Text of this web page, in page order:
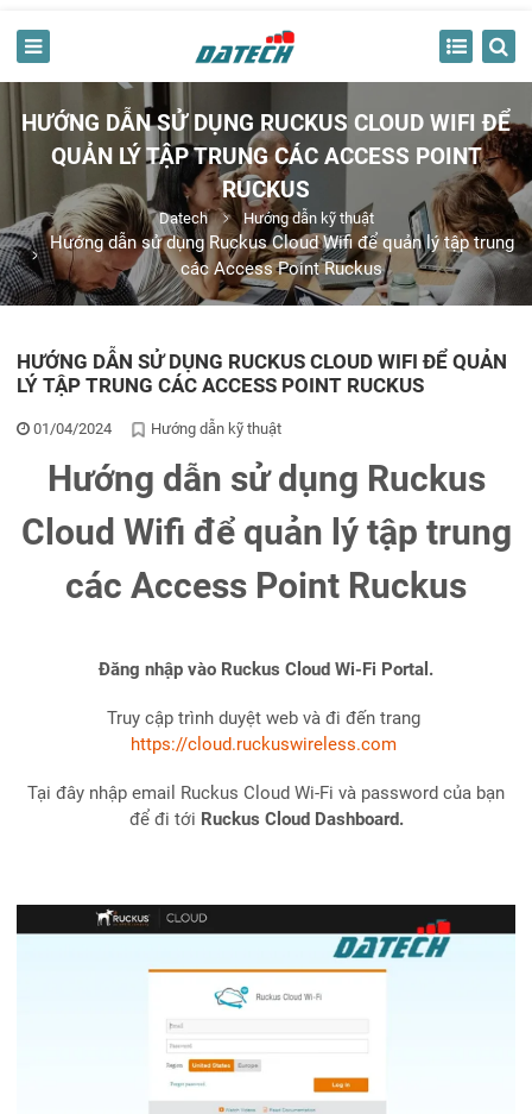
HƯỚNG DẪN SỬ DỤNG RUCKUS CLOUD WIFI ĐỂ
QUẢN LÝ TẬP TRUNG CÁC ACCESS POINT
RUCKUS
Datech Hướng dẫn kỹ thuật
Hướng dẫn sử dụng Ruckus Cloud Wifi để quản lý tập trung
các Access Point Ruckus
HƯỚNG DẪN SỬ DỤNG RUCKUS CLOUD WIFI ĐỂ QUẢN
LÝ TẬP TRUNG CÁC ACCESS POINT RUCKUS
01/04/2024 Hướng dẫn kỹ thuật
Hướng dẫn sử dụng Ruckus
Cloud Wifi để quản lý tập trung
các Access Point Ruckus
Đăng nhập vào Ruckus Cloud Wi-Fi Portal.
Truy cập trình duyệt web và đi đến trang
https://cloud.ruckuswireless.com
Tại đây nhập email Ruckus Cloud Wi-Fi và password của bạn
để đi tới Ruckus Cloud Dashboard.